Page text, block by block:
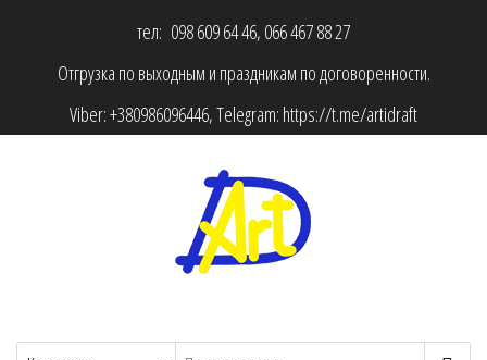
тел: 098 609 64 46, 066 467 88 27
Отгрузка по выходным и праздникам по договоренности.
Viber:+380986096446, Telegram: https://t.me/artidraft